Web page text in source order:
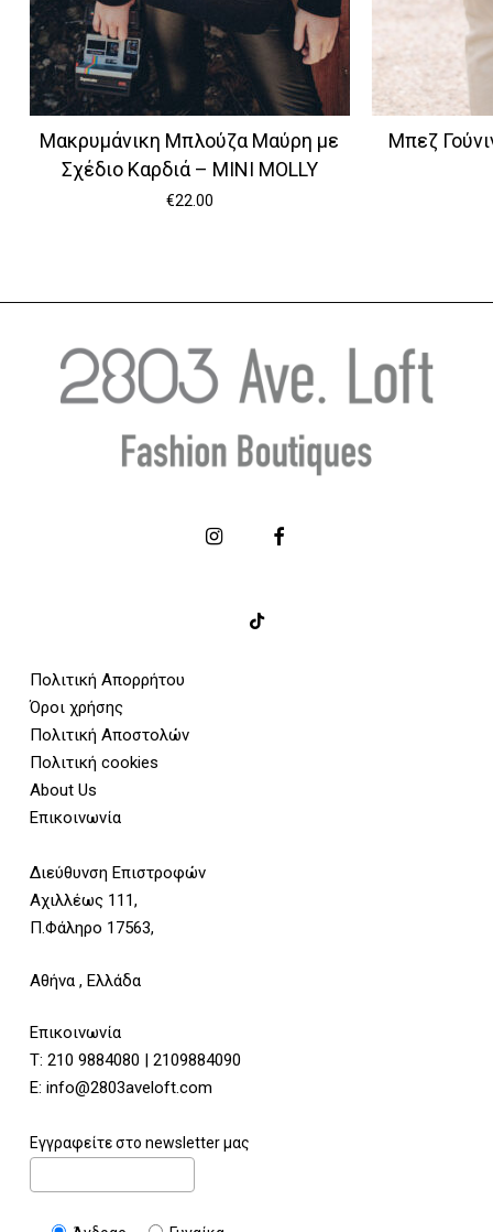
Μακρυμάνικη Μπλούζα Μαύρη με
Σχέδιο Καρδιά – MINI MOLLY
€22.00
Μπεζ
Πολιτική Απορρήτου
Όροι χρήσης
Πολιτική Αποστολών
Πολιτική cookies
About Us
Επικοινωνία
Διεύθυνση Επιστροφών
Αχιλλέως 111,
Π.Φάληρο 17563,
Αθήνα , Ελλάδα
Επικοινωνία
Τ: 210 9884080 | 2109884090
E: info@2803aveloft.com
Εγγραφείτε στο newsletter μας